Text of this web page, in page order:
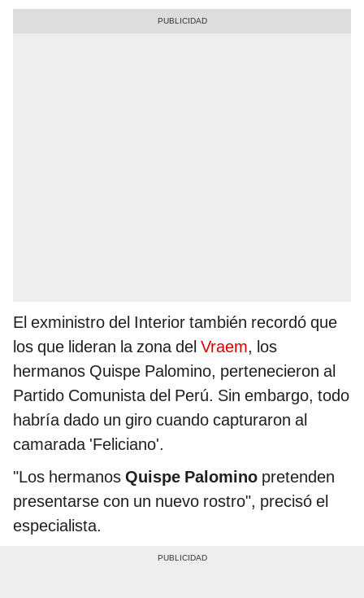
El exministro del Interior también recordó que
los que lideran la zona del Vraem, los
hermanos Quispe Palomino, pertenecieron al
Partido Comunista del Perú. Sin embargo, todo
habría dado un giro cuando capturaron al
camarada 'Feliciano'.
"Los hermanos Quispe Palomino pretenden
presentarse con un nuevo rostro", precisó el
especialista.